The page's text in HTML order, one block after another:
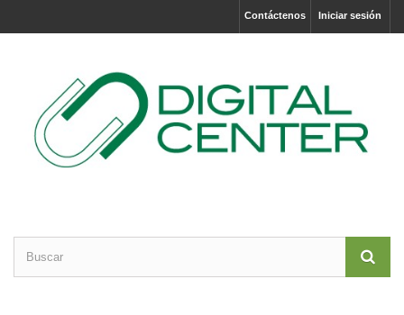
Iniciar sesión
Contáctenos